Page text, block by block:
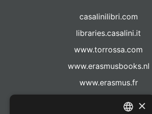
casalinilibri.com
libraries.casalini.it
www.torrossa.com
www.erasmusbooks.nl
www.erasmus.fr
×